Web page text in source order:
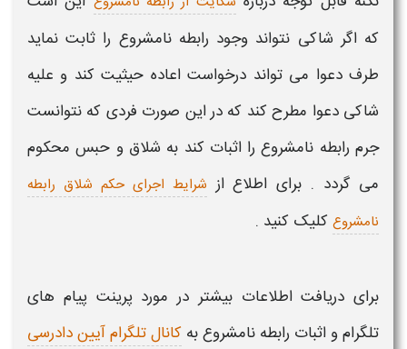
که اگر شاکی نتواند وجود رابطه نامشروع را ثابت نماید
طرف دعوا می تواند درخواست اعاده حیثیت کند و علیه
شاکی دعوا مطرح کند که در این صورت فردی که نتوانست
جرم رابطه نامشروع را اثبات کند به شلاق و حبس محکوم
می گردد . برای اطلاع از شرایط اجرای حکم شلاق رابطه
نامشروع کلیک کنید .
برای دریافت اطلاعات بیشتر در مورد پرینت پیام های
تلگرام و اثبات رابطه نامشروعبه کانال تلگرام آیین دادرسی